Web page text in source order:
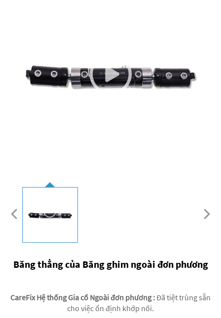
Băng thẳng của Băng ghim ngoài đơn phương
CareFix Hệ thống Gia cố Ngoài đơn phương:Đã tiệt trùng sẵn
cho việc ổn định khớp nối.